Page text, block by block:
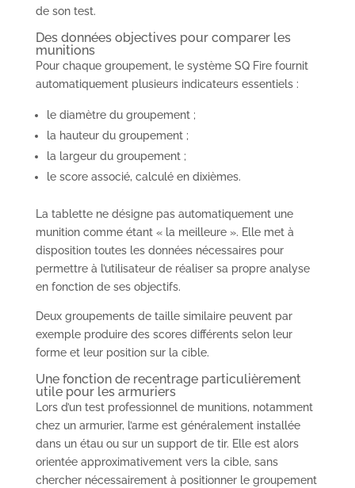
de son test.
Des données objectives pour comparer les
munitions
Pour chaque groupement, le système SQ Fire fournit
automatiquement plusieurs indicateurs essentiels :
le diamètre du groupement ;
la hauteur du groupement ;
la largeur du groupement ;
le score associé, calculé en dixièmes.
La tablette ne désigne pas automatiquement une
munition comme étant « la meilleure ». Elle met à
disposition toutes les données nécessaires pour
permettre à l’utilisateur de réaliser sa propre analyse
en fonction de ses objectifs.
Deux groupements de taille similaire peuvent par
exemple produire des scores différents selon leur
forme et leur position sur la cible.
Une fonction de recentrage particulièrement
utile pour les armuriers
Lors d’un test professionnel de munitions, notamment
chez un armurier, l’arme est généralement installée
dans un étau ou sur un support de tir. Elle est alors
orientée approximativement vers la cible, sans
chercher nécessairement à positionner le groupement